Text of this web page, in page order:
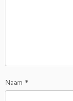
Naam *